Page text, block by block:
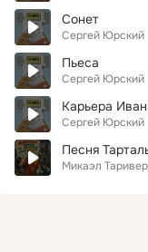
Сонет
Сергей Юрский
Пьеса
Сергей Юрский
Карьера
Сергей Юрский
Песня
Микаэл